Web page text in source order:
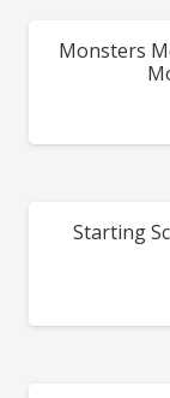
Producător:
regulile jocului
REDUCERI!
Monsters
REDUCERI!
Starting